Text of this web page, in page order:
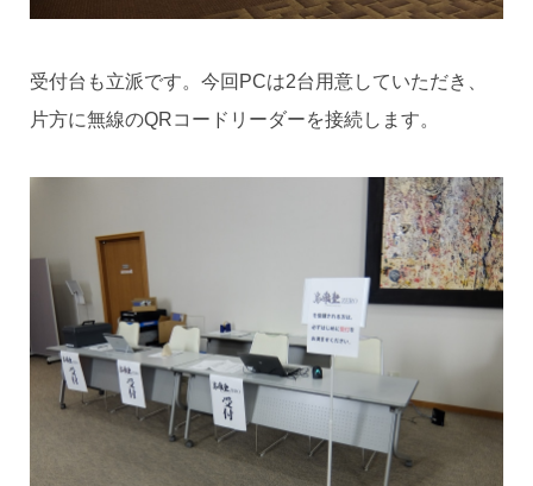
受付台も立派です。今回PCは2台用意していただき、
片方に無線のQRコードリーダーを接続します。